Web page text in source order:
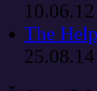
10.06.12
The
25.08.14